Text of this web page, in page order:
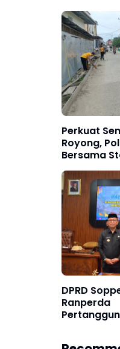
Perkuat
Royong,
Bersama
Watallipue
DPRD
Ranperda